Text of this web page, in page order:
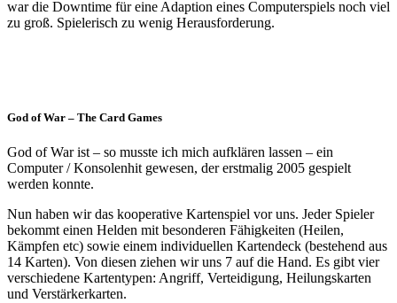
war die Downtime für eine Adaption eines Computerspiels noch viel
zu groß. Spielerisch zu wenig Herausforderung.
God of War – The Card Games
God of War ist – so musste ich mich aufklären lassen – ein
Computer / Konsolenhit gewesen, der erstmalig 2005 gespielt
werden konnte.
Nun haben wir das kooperative Kartenspiel vor uns. Jeder Spieler
bekommt einen Helden mit besonderen Fähigkeiten (Heilen,
Kämpfen etc) sowie einem individuellen Kartendeck (bestehend aus
14 Karten). Von diesen ziehen wir uns 7 auf die Hand. Es gibt vier
verschiedene Kartentypen: Angriff, Verteidigung, Heilungskarten
und Verstärkerkarten.